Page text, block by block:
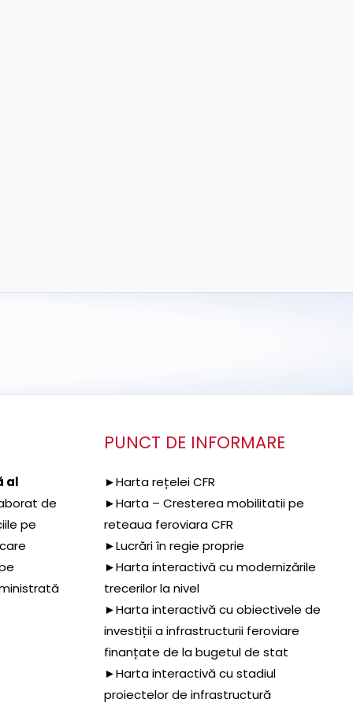
al
de
pe
PUNCT DE INFORMARE
►Harta rețelei CFR
►Harta – Cresterea mobilitatii pe
reteaua feroviara CFR
►Lucrări în regie proprie
►Harta interactivă cu modernizările
trecerilor la nivel
►Harta interactivă cu obiectivele de
investiții a infrastructurii feroviare
finanțate de la bugetul de stat
►Harta interactivă cu stadiul
proiectelor de infrastructură